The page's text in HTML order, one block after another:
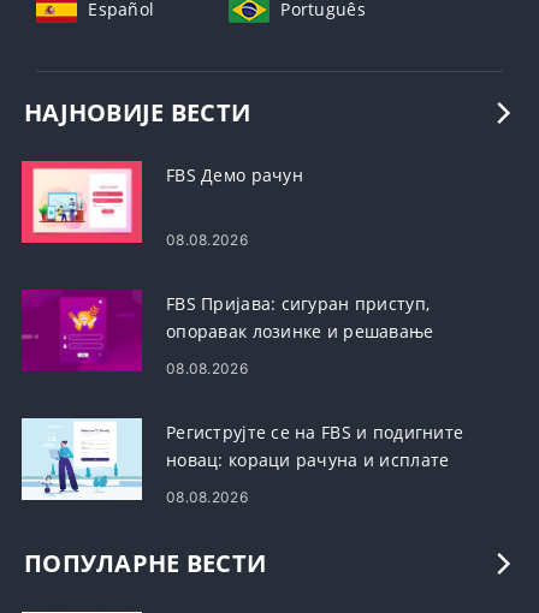
Español Português
НАЈНОВИЈЕ ВЕСТИ
FBS Демо рачун
08.08.2026
FBS Пријава: сигуран приступ,
опоравак лозинке и решавање
проблема
08.08.2026
Региструјте се на FBS и подигните
новац: кораци рачуна и исплате
08.08.2026
ПОПУЛАРНЕ ВЕСТИ